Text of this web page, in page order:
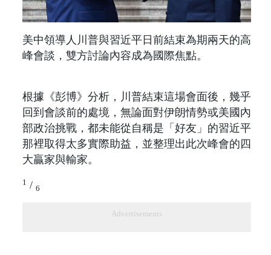
美中領導人川普與習近平日前結束為期兩天的高
峰會談，雙方討論內容成為國際焦點。
根據《彭博》分析，川普結束這場會面後，幾乎
回到會談前的處境，無論面對伊朗情勢或美國內
部政治挑戰，都未能從自稱是「好友」的習近平
那裡取得太多實際助益，並整理出此次峰會的四
大贏家與輸家。
1 / 6
Advertisements